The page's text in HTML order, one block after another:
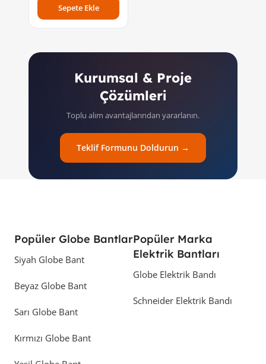
Sepete Ekle
Kurumsal & Proje
Çözümleri
Toplu alım avantajlarından yararlanın.
Teklif Formunu Doldurun →
Popüler Globe Bantlar
Siyah Globe Bant
Beyaz Globe Bant
Sarı Globe Bant
Kırmızı Globe Bant
Popüler Marka
Elektrik Bantları
Globe Elektrik Bandı
Schneider Elektrik Bandı